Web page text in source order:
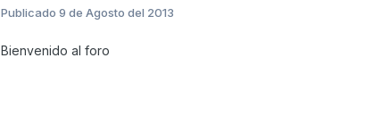
Publicado 9 de Agosto del 2013
Bienvenido al foro